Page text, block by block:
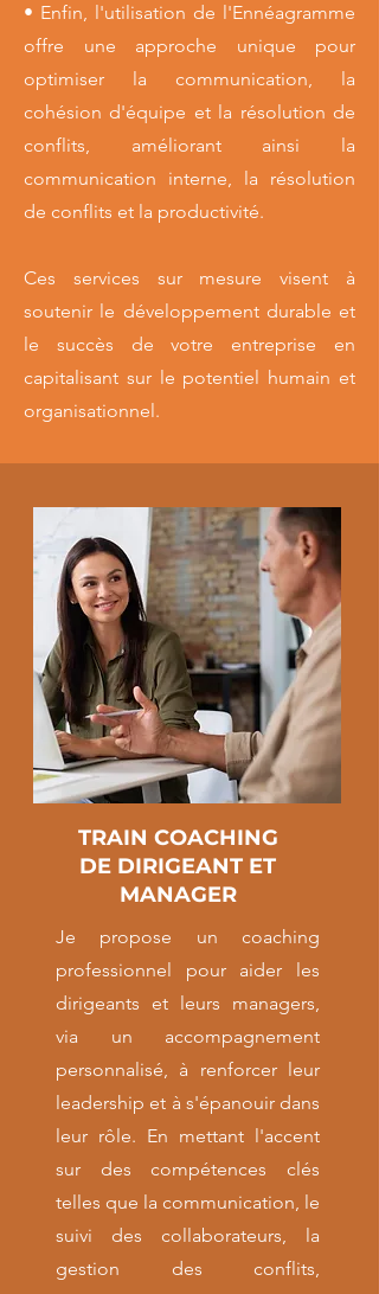
• Enfin, l'utilisation de l'Ennéagramme
offre une approche unique pour
optimiser la communication, la
cohésion d'équipe et la résolution de
conflits, améliorant ainsi la
communication interne, la résolution
de conflits et la productivité.
Ces services sur mesure visent à
soutenir le développement durable et
le succès de votre entreprise en
capitalisant sur le potentiel humain et
organisationnel.
TRAIN COACHING
DE DIRIGEANT ET
MANAGER
Je propose un coaching
professionnel pour aider les
dirigeants et leurs managers,
via un accompagnement
personnalisé, à renforcer leur
leadership et à s'épanouir dans
leur rôle. En mettant l'accent
sur des compétences clés
telles que la communication, le
suivi des collaborateurs, la
gestion des conflits,